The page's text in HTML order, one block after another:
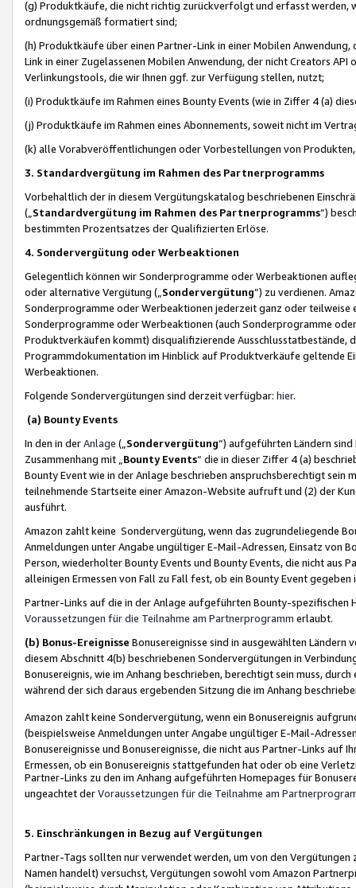
(g) Produktkäufe, die nicht richtig zurückverfolgt und erfasst werden,
ordnungsgemäß formatiert sind;
(h) Produktkäufe über einen Partner-Link in einer Mobilen
Link in einer Zugelassenen Mobilen Anwendung, der nicht Creators
Verlinkungstools, die wir Ihnen ggf. zur Verfügung stellen, nutzt;
(i) Produktkäufe im Rahmen eines Bounty Events (wie in Ziffer 4 (a)
(j) Produktkäufe im Rahmen eines Abonnements, soweit nicht im
(k) alle Vorabveröffentlichungen oder Vorbestellungen von
3. Standardvergütung im Rahmen des Partnerprogramms
Vorbehaltlich der in diesem Vergütungskatalog beschriebenen
(„ Standardvergütung im Rahmen des Partnerprogramms“)
bestimmten Prozentsatzes der Qualifizierten Erlöse.
4. Sondervergütung oder Werbeaktionen
Gelegentlich können wir Sonderprogramme oder Werbeaktionen
oder alternative Vergütung („ Sondervergütung”) zu verdienen.
Sonderprogramme oder Werbeaktionen jederzeit ganz oder
Sonderprogramme oder Werbeaktionen (auch Sonderprogramme
Produktverkäufen kommt) disqualifizierende Ausschlusstatbestände,
Programmdokumentation im Hinblick auf Produktverkäufe geltende
Werbeaktionen.
Folgende Sondervergütungen sind derzeit verfügbar: hier.
(a) Bounty Events
In den in derAnlage („ Sondervergütung“) aufgeführten Ländern
Zusammenhang mit „ Bounty Events“ die in dieser Ziffer 4 (a)
Bounty Event wie in der Anlage beschrieben anspruchsberechtigt sein
teilnehmende Startseite einer Amazon-Website aufruft und (2) der
ausführt.
Amazon zahlt keine Sondervergütung, wenn das zugrundeliegende
Anmeldungen unter Angabe ungültiger E-Mail-Adressen, Einsatz von
Person, wiederholter Bounty Events und Bounty Events, die nicht
alleinigen Ermessen von Fall zu Fall fest, ob ein Bounty Event
Partner-Links auf die in der Anlage aufgeführten Bounty-spezifischen
Voraussetzungen für die Teilnahme am Partnerprogramm erlaubt.
(b) Bonus-Ereignisse Bonusereignisse sind in ausgewählten Ländern
diesem Abschnitt 4(b) beschriebenen Sondervergütungen in
Bonusereignis, wie im Anhang beschrieben, berechtigt sein muss,
während der sich daraus ergebenden Sitzung die im Anhang
Amazon zahlt keine Sondervergütung, wenn ein Bonusereignis
(beispielsweise Anmeldungen unter Angabe ungültiger E-Mail-
Bonusereignisse und Bonusereignisse, die nicht aus Partner-Links auf
Ermessen, ob ein Bonusereignis stattgefunden hat oder ob eine
Partner-Links zu den im Anhang aufgeführten Homepages für
ungeachtet derVoraussetzungen für die Teilnahme am
5. Einschränkungen in Bezug auf Vergütungen
Partner-Tags sollten nur verwendet werden, um von den
Namen handelt) versuchst, Vergütungen sowohl vom Amazon